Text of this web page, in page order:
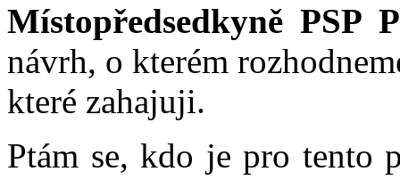
Místopředsedkyně PSP
návrh, o kterém
které zahajuji.
Ptám se, kdo je pro tento